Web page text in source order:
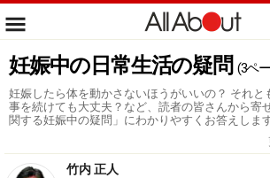
妊娠中の日常生活の疑問 (3ペ
妊娠したら体を動かさないほうがいいの？ それと
事を続けても大丈夫？など、読者の皆さんから寄
関する妊娠中の疑問」にわかりやすくお答えします
竹内 正人